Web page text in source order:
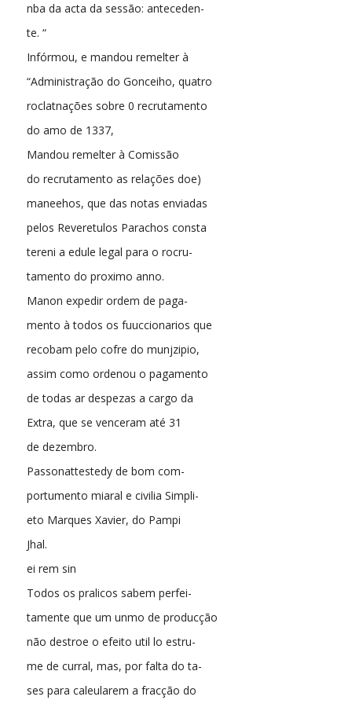
nba da acta da sessão: anteceden-
te. “
Infórmou, e mandou remelter à
“Administração do Gonceiho, quatro
roclatnações sobre 0 recrutamento
do amo de 1337,
Mandou remelter à Comissão
do recrutamento as relações doe)
maneehos, que das notas enviadas
pelos Reveretulos Parachos consta
tereni a edule legal para o rocru-
tamento do proximo anno.
Manon expedir ordem de paga-
mento à todos os fuuccionarios que
recobam pelo cofre do munjzipio,
assim como ordenou o pagamento
de todas ar despezas a cargo da
Extra, que se venceram até 31
de dezembro.
Passonattestedy de bom com-
portumento miaral e civilia Simpli-
eto Marques Xavier, do Pampi
Jhal.
ei rem sin
Todos os pralicos sabem perfei-
tamente que um unmo de producção
não destroe o efeito util lo estru-
me de curral, mas, por falta do ta-
ses para caleularem a fracção do